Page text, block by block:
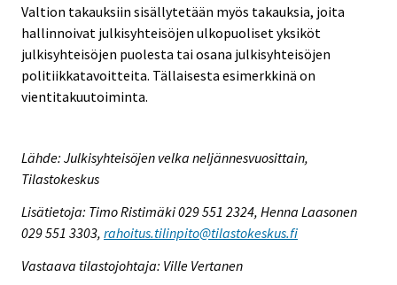
Valtion takauksiin sisällytetään myös takauksia, joita
hallinnoivat julkisyhteisöjen ulkopuoliset yksiköt
julkisyhteisöjen puolesta tai osana julkisyhteisöjen
politiikkatavoitteita. Tällaisesta esimerkkinä on
vientitakuutoiminta.
Lähde: Julkisyhteisöjen velka neljännesvuosittain,
Tilastokeskus
Lisätietoja: Timo Ristimäki 029 551 2324, Henna Laasonen
029 551 3303, rahoitus.tilinpito@tilastokeskus.fi
Vastaava tilastojohtaja: Ville Vertanen